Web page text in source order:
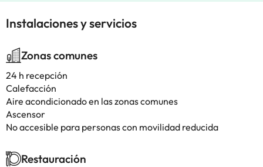
Instalaciones y servicios
Zonas comunes
24 h recepción
Calefacción
Aire acondicionado en las zonas comunes
Ascensor
No accesible para personas con movilidad reducida
Restauración